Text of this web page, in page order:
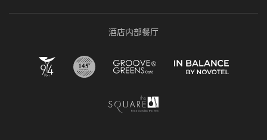
酒店内部餐厅